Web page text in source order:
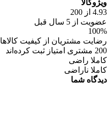
ویژوکالا
4.93 از 200
عضویت از 5 سال قبل
100%
رضایت مشتریان از کیفیت کالاها
200 مشتری امتیاز ثبت کرده‌اند
کاملا راضی
کاملا ناراضی
دیدگاه شما